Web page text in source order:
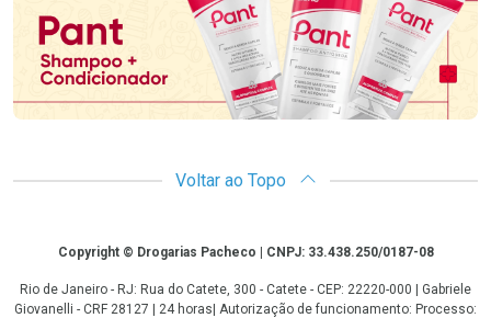
Voltar ao Topo
CopyrightCopyright © Drogarias Pacheco | CNPJ: 33.438.250/0187-08
Rio de Janeiro - RJ: Rua do Catete, 300 - Catete - CEP: 22220-000 | Gabriele
Giovanelli - CRF 28127 | 24 horas| Autorização de funcionamento: Processo: